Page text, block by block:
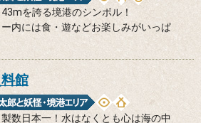
を誇る境港のシンボル！
ー内には食・遊などお楽しみがいっぱ
館
数日本一！水はなくとも心は海の中